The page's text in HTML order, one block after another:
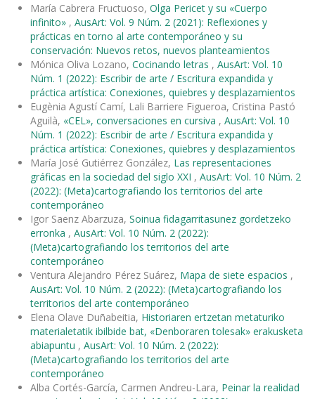
María Cabrera Fructuoso, Olga Pericet y su «Cuerpo
infinito» , AusArt: Vol. 9 Núm. 2 (2021): Reflexiones y
prácticas en torno al arte contemporáneo y su
conservación: Nuevos retos, nuevos planteamientos
Mónica Oliva Lozano, Cocinando letras , AusArt: Vol. 10
Núm. 1 (2022): Escribir de arte / Escritura expandida y
práctica artística: Conexiones, quiebres y desplazamientos
Eugènia Agustí Camí, Lali Barriere Figueroa, Cristina Pastó
Aguilà, «CEL», conversaciones en cursiva , AusArt: Vol. 10
Núm. 1 (2022): Escribir de arte / Escritura expandida y
práctica artística: Conexiones, quiebres y desplazamientos
María José Gutiérrez González, Las representaciones
gráficas en la sociedad del siglo XXI , AusArt: Vol. 10 Núm. 2
(2022): (Meta)cartografiando los territorios del arte
contemporáneo
Igor Saenz Abarzuza, Soinua fidagarritasunez gordetzeko
erronka , AusArt: Vol. 10 Núm. 2 (2022):
(Meta)cartografiando los territorios del arte
contemporáneo
Ventura Alejandro Pérez Suárez, Mapa de siete espacios ,
AusArt: Vol. 10 Núm. 2 (2022): (Meta)cartografiando los
territorios del arte contemporáneo
Elena Olave Duñabeitia, Historiaren ertzetan metaturiko
materialetatik ibilbide bat, «Denboraren tolesak» erakusketa
abiapuntu , AusArt: Vol. 10 Núm. 2 (2022):
(Meta)cartografiando los territorios del arte
contemporáneo
Alba Cortés-García, Carmen Andreu-Lara, Peinar la realidad